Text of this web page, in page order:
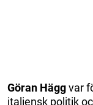
Göran Häggvar
italiensk politik